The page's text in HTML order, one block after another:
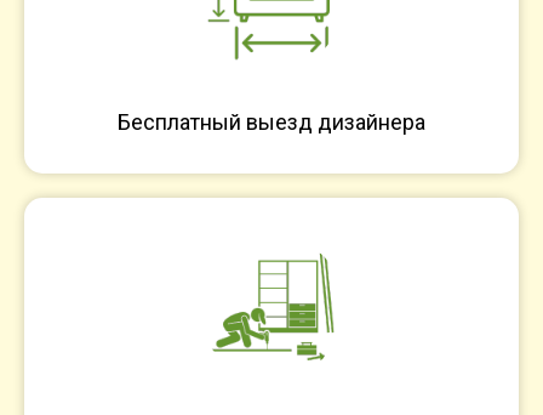
Бесплатный выезд дизайнера